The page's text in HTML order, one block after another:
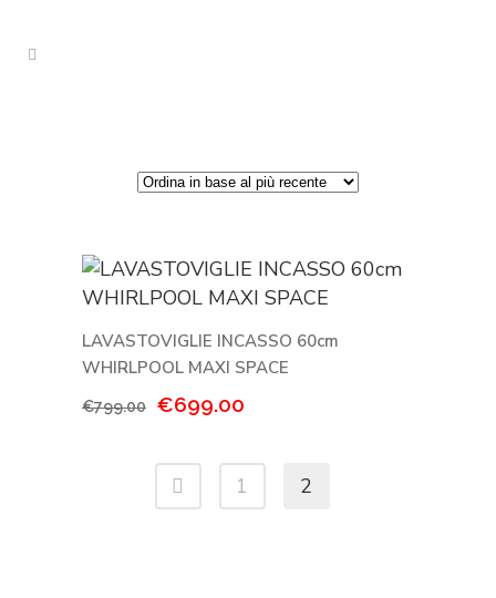
LAVASTOVIGLIE INCASSO 60cm
WHIRLPOOL MAXI SPACE
€799.00
Il
originale
era:
€699.00
attuale
è:
1 2